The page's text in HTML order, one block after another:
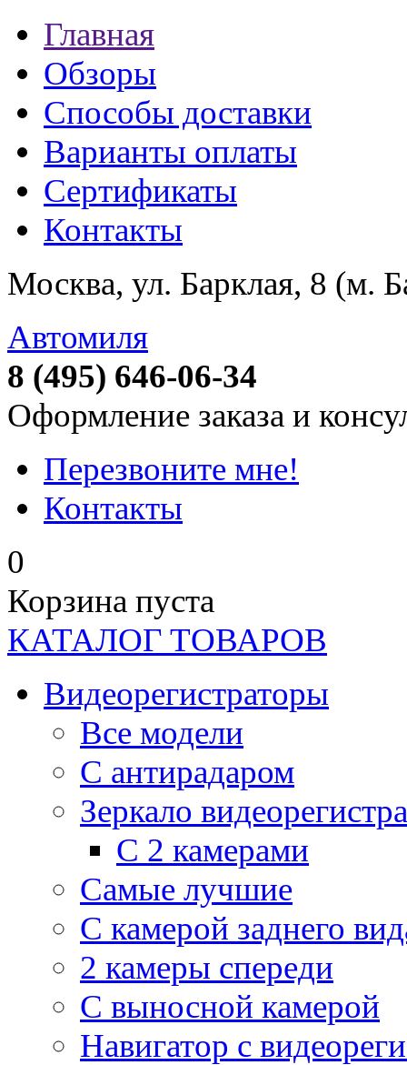
Главная
Обзоры
Способы доставки
Варианты оплаты
Сертификаты
Контакты
Москва, ул. Барклая, 8 (м.
Автомиля
8 (495) 646-06-34
Оформление заказа и
Перезвоните мне!
Контакты
0
Корзина пуста
КАТАЛОГ ТОВАРОВ
Видеорегистраторы
Все модели
C антирадаром
Зеркало
С 2 камерами
Самые лучшие
С камерой заднего
2 камеры спереди
С выносной камерой
Навигатор с